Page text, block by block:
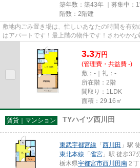
築年数：築43年 ｜募集中：
階数：2階建
敷地内ごみ置き場は、忙しいあなたの時間を有
はアパートです！最上階の物件です！さわやかな
好な物件！できるだけ早めに...
3.3万円
(管理費・共益費 -)
敷：-｜礼：-
所在階：2階
間取り：1LDK
面積：29.16㎡
賃貸｜マンション TYハイツ西川田
東武宇都宮線 「西川田 」駅
東北本線 「雀宮 」駅 徒歩37
栃木県宇都宮市西川田南 ２